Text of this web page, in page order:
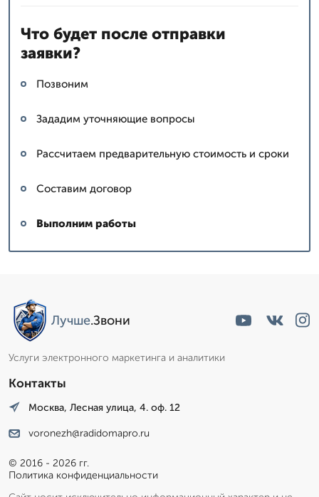
Что будет после отправки
заявки?
Позвоним
Зададим уточняющие вопросы
Рассчитаем предварительную стоимость и сроки
Составим договор
Выполним работы
Лучше.Звони
Услуги электронного маркетинга и аналитики
Контакты
Москва, Лесная улица, 4. оф. 12
voronezh@radidomapro.ru
© 2016 - 2026 гг.
Политика конфиденциальности